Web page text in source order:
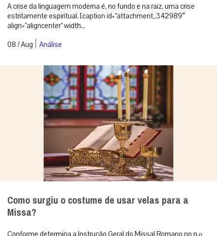
A crise da linguagem moderna é, no fundo e na raiz, uma crise
estritamente espiritual. [caption id=”attachment_342989″
align=”aligncenter” width...
08 / Aug | Análise
Como surgiu o costume de usar velas para a
Missa?
Conforme determina a Instrução Geral do Missal Romano no n.º